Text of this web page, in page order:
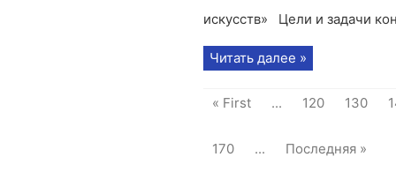
искусств» Цели и задачи
Читать далее »
« First ... 120 130
170 ... Последняя »